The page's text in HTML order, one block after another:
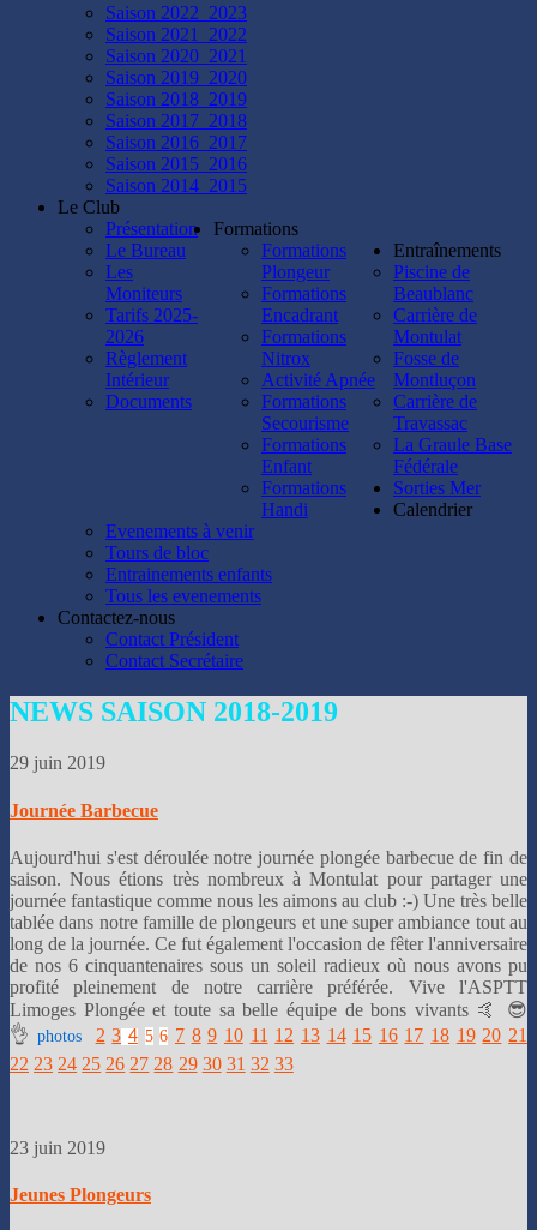
Saison 2022_2023
Saison 2021_2022
Saison 2020_2021
Saison 2019_2020
Saison 2018_2019
Saison 2017_2018
Saison 2016_2017
Saison 2015_2016
Saison 2014_2015
Le Club
Présentation
Le Bureau
Les
Moniteurs
Tarifs 2025-
2026
Règlement
Intérieur
Documents
Formations
Formations
Plongeur
Formations
Encadrant
Formations
Nitrox
Activité Apnée
Formations
Secourisme
Formations
Enfant
Formations
Handi
Entraînements
Piscine de
Beaublanc
Carrière de
Montulat
Fosse de
Montluçon
Carrière de
Travassac
La Graule Base
Fédérale
Sorties Mer
Calendrier
Evenements à venir
Tours de bloc
Entrainements enfants
Tous les evenements
Contactez-nous
Contact Président
Contact Secrétaire
NEWS SAISON 2018-2019
29 juin 2019
Journée Barbecue
Aujourd'hui s'est déroulée notre journée plongée barbecue de fin de
saison. Nous étions très nombreux à Montulat pour partager une
journée fantastique comme nous les aimons au club :-) Une très belle
tablée dans notre famille de plongeurs et une super ambiance tout au
long de la journée. Ce fut également l'occasion de fêter l'anniversaire
de nos 6 cinquantenaires sous un soleil radieux où nous avons pu
profité pleinement de notre carrière préférée. Vive l'ASPTT
Limoges Plongée et toute sa belle équipe de bons vivants 🤙 😎
👌photos 2 3 4 5 6 7 8 9 10 11 12 13 14 15 16 17 18 19 20 21
22 23 24 25 26 27 28 29 30 31 32 33
23 juin 2019
Jeunes Plongeurs
Christian,
Mathieu